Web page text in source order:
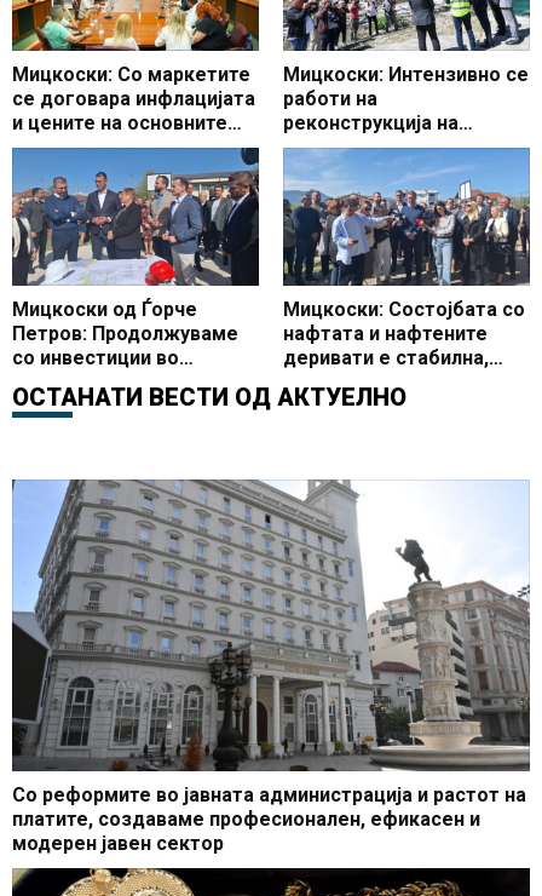
Мицкоски: Со маркетите
се договара инфлацијата
и цените на основните
производи да останат
под 3 проценти
Мицкоски: Интензивно се
работи на
реконструкција на
Универзалната сала,
очекувам да заврши во
предвидениот рок
Мицкоски од Ѓорче
Петров: Продолжуваме
со инвестиции во
образованието, започна
доградбата на
Мицкоски: Состојбата со
нафтата и нафтените
деривати е стабилна,
Македонија со најевтини
горива во регионот
ОСТАНАТИ ВЕСТИ ОД АКТУЕЛНО
Со реформите во јавната администрација и растот на
платите, создаваме професионален, ефикасен и
модерен јавен сектор